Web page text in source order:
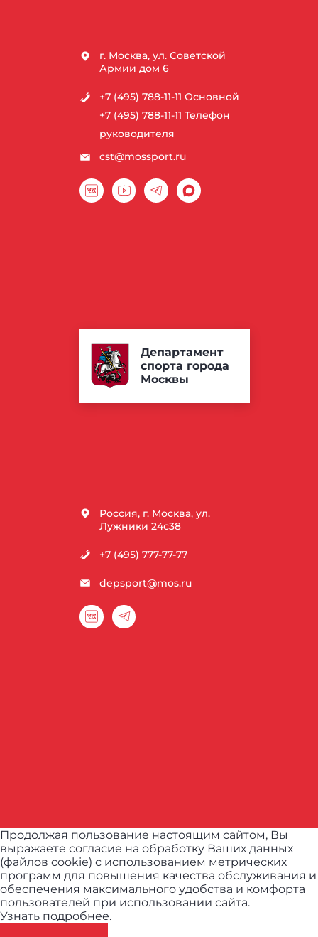
г. Москва, ул. Советской
Армии дом 6
+7 (495) 788-11-11 Основной
+7 (495) 788-11-11 Телефон
руководителя
cst@mossport.ru
Департамент
спорта города
Москвы
Россия, г. Москва, ул.
Лужники 24с38
+7 (495) 777-77-77
depsport@mos.ru
Продолжая пользование настоящим сайтом, Вы
выражаете согласие на обработку Ваших данных
(файлов cookie) с использованием метрических
программ для повышения качества обслуживания и
обеспечения максимального удобства и комфорта
пользователей при использовании сайта.
Узнать подробнее.